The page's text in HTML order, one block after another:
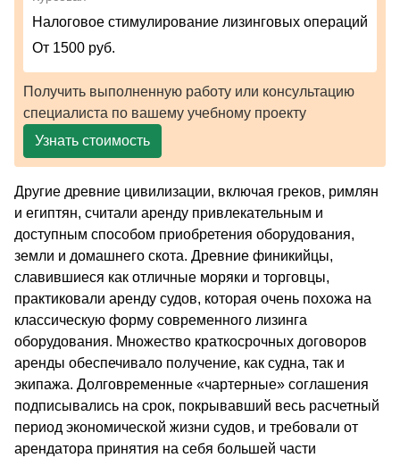
Налоговое стимулирование лизинговых операций
От 1500 руб.
Получить выполненную работу или консультацию
специалиста по вашему учебному проекту
Узнать стоимость
Другие древние цивилизации, включая греков, римлян
и египтян, считали аренду привлекательным и
доступным способом приобретения оборудования,
земли и домашнего скота. Древние финикийцы,
славившиеся как отличные моряки и торговцы,
практиковали аренду судов, которая очень похожа на
классическую форму современного лизинга
оборудования. Множество краткосрочных договоров
аренды обеспечивало получение, как судна, так и
экипажа. Долговременные «чартерные» соглашения
подписывались на срок, покрывавший весь расчетный
период экономической жизни судов, и требовали от
арендатора принятия на себя большей части